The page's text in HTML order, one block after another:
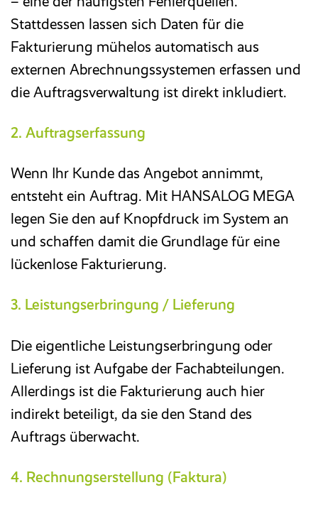
Stattdessen lassen sich Daten für die
Fakturierung mühelos automatisch aus
externen Abrechnungssystemen erfassen und
die Auftragsverwaltung ist direkt inkludiert.
2. Auftragserfassung
Wenn Ihr Kunde das Angebot annimmt,
entsteht ein Auftrag. Mit HANSALOG MEGA
legen Sie den auf Knopfdruck im System an
und schaffen damit die Grundlage für eine
lückenlose Fakturierung.
3. Leistungserbringung / Lieferung
Die eigentliche Leistungserbringung oder
Lieferung ist Aufgabe der Fachabteilungen.
Allerdings ist die Fakturierung auch hier
indirekt beteiligt, da sie den Stand des
Auftrags überwacht.
4. Rechnungserstellung (Faktura)